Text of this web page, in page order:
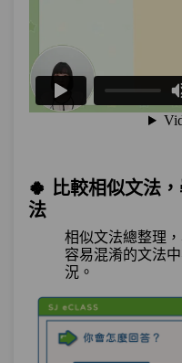
🍀 比較相似文法
法
相似文法總整理
容易混淆的文法
況。